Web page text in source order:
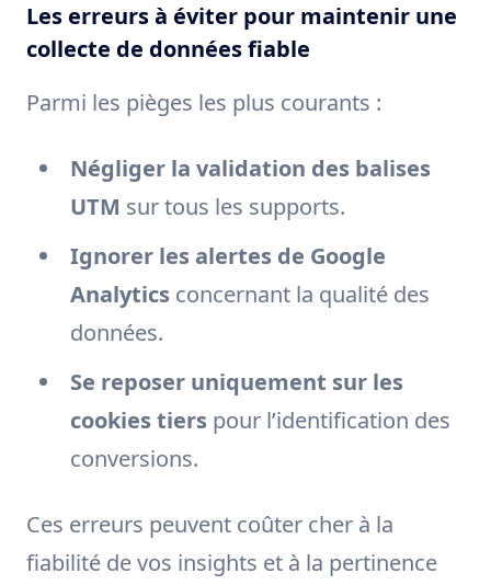
Les erreurs à éviter pour maintenir une
collecte de données fiable
Parmi les pièges les plus courants :
Négliger la validation des balises
UTM sur tous les supports.
Ignorer les alertes de Google
Analytics concernant la qualité des
données.
Se reposer uniquement sur les
cookies tiers pour l’identification des
conversions.
Ces erreurs peuvent coûter cher à la
fiabilité de vos insights et à la pertinence